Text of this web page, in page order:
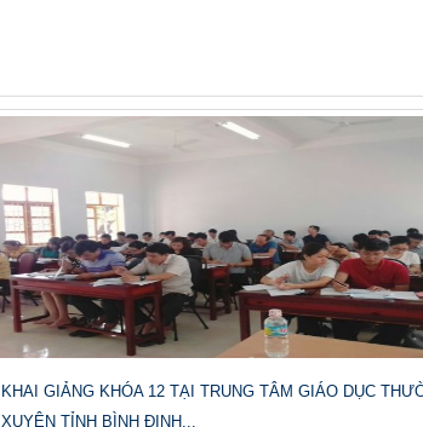
KHAI GIẢNG KHÓA 12 TẠI TRUNG TÂM GIÁO DỤC
XUYÊN TỈNH BÌNH ĐỊNH...